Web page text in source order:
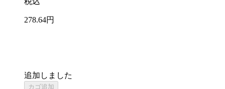
278.64円
追加しました
カゴ追加